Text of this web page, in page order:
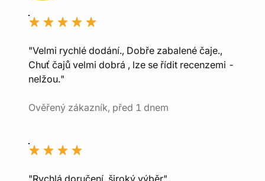
"Velmi rychlé dodání., Dobře zabalené čaje.,
Chuť čajů velmi dobrá , lze se řídit recenzemi -
nelžou."
Ověřený zákazník, před 1 dnem
"Rychlá doručení, široký výběr"